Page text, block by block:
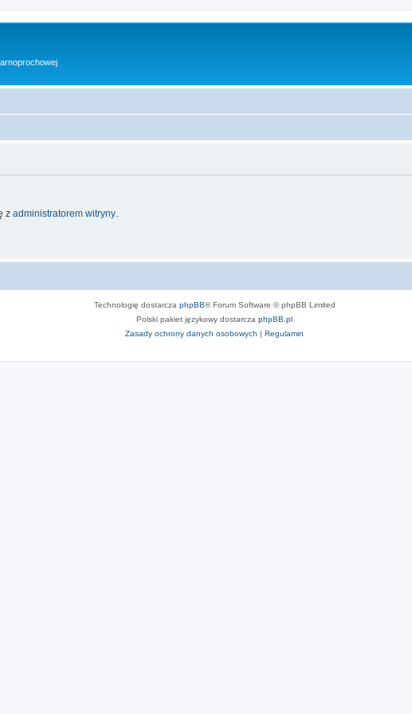
z administratorem witryny
Technologię dostarcza phpBB® Forum Software © phpBB Limited
Polski pakiet językowy dostarcza phpBB.pl
Zasady ochrony danych osobowych | Regulamin